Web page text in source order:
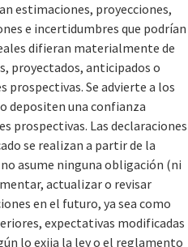
estimaciones, proyecciones,
e incertidumbres que podrían
difieran materialmente de
proyectados, anticipados o
prospectivas. Se advierte a los
depositen una confianza
prospectivas. Las declaraciones
se realizan a partir de la
asume ninguna obligación (ni
actualizar o revisar
en el futuro, ya sea como
expectativas modificadas
lo exija la ley o el reglamento